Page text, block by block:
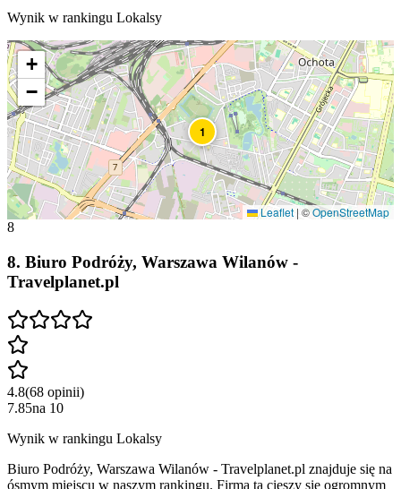
Wynik w rankingu Lokalsy
1
+
−
Leaflet | ©OpenStreetMap
8
8. Biuro Podróży, Warszawa Wilanów -
Travelplanet.pl
4.8(68 opinii)
7.85na 10
Wynik w rankingu Lokalsy
Biuro Podróży, Warszawa Wilanów - Travelplanet.pl znajduje się na
ósmym miejscu w naszym rankingu. Firma ta cieszy się ogromnym